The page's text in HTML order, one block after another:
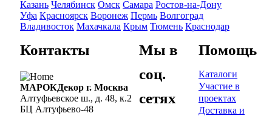
Казань Челябинск Омск Самара Ростов-на-Дону
Уфа Красноярск Воронеж Пермь Волгоград
Владивосток Махачкала Крым Тюмень Краснодар
Контакты
МАРОКДекор г. Москва
Алтуфьевское ш., д. 48, к.2
БЦ Алтуфьево-48
Мы в
соц.
сетях
Помощь
Каталоги
Участие в
проектах
Доставка и